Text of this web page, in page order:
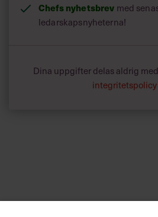
Chefs nyhetsbrev med
ledarskapsnyheterna!
Dina uppgifter delas aldrig
integritetspolicy